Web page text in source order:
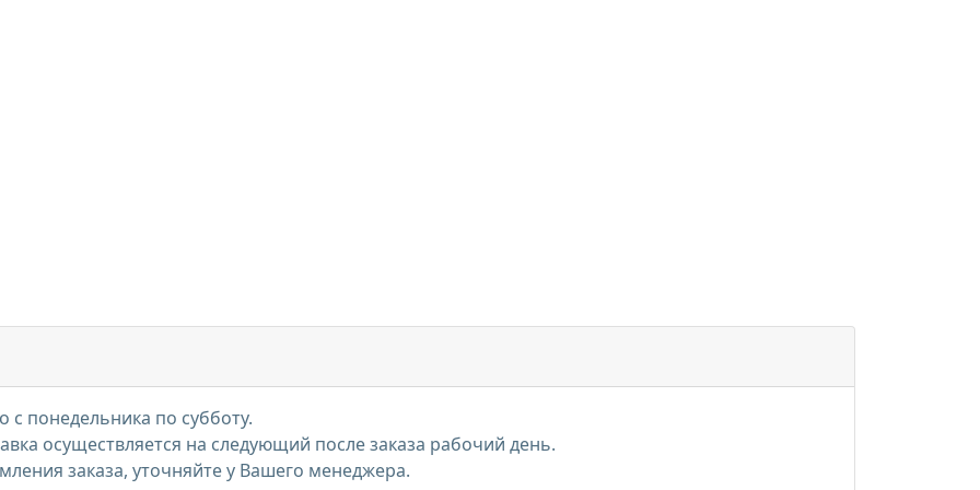
с понедельника по субботу.
осуществляется на следующий после заказа рабочий день.
заказа, уточняйте у Вашего менеджера.